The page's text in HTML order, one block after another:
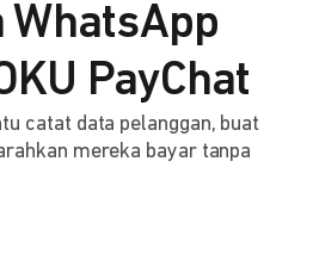
WhatsApp
PayChat
catat data pelanggan, buat
mereka bayar tanpa